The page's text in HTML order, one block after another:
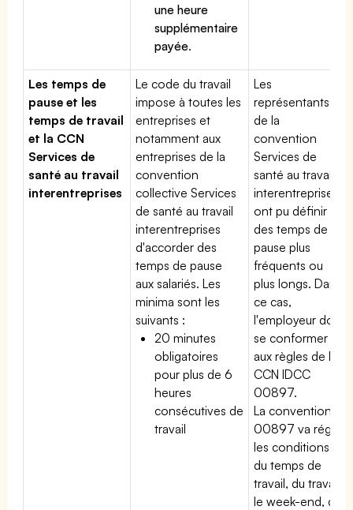
une heure
supplémentaire
payée.
Les temps de
pause et les
temps de travail
et la CCN
Services de
santé au travail
interentreprises
Le code du travail
impose à toutes les
entreprises et
notamment aux
entreprises de la
convention
collective Services
de santé au travail
interentreprises
d'accorder des
temps de pause
aux salariés. Les
minima sont les
suivants :
20 minutes
obligatoires
pour plus de 6
heures
consécutives de
travail
Les
représentants
de la
convention
Services de
santé au travail
interentreprises
ont pu définir
des temps de
pause plus
fréquents ou
plus longs. Dans
ce cas,
l'employeur doit
se conformer
aux règles de la
CCN IDCC
00897.
La convention
00897 va régir
les conditions
du temps de
travail, du travail
le week-end, du